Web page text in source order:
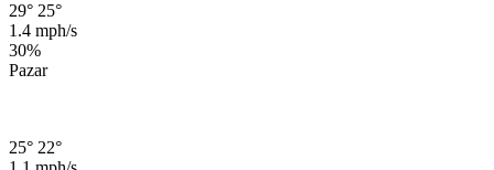
29° 25°
1.4 mph/s
30%
Pazar
25° 22°